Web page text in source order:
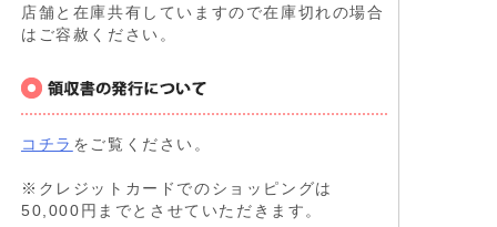
店舗と在庫共有していますので在庫切れの場合
はご容赦ください。
コチラ をご覧ください。
※クレジットカードでのショッピングは
50,000円までとさせていただきます。